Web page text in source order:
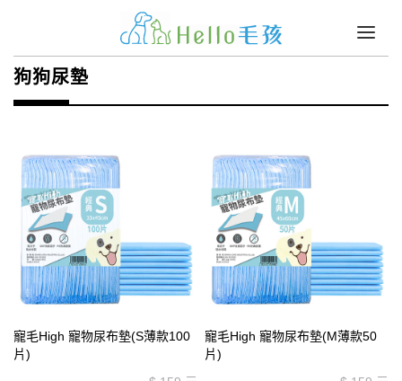
狗狗尿墊
寵毛High 寵物尿布墊(S薄款100
片)
寵毛High 寵物尿布墊(M薄款50
片)